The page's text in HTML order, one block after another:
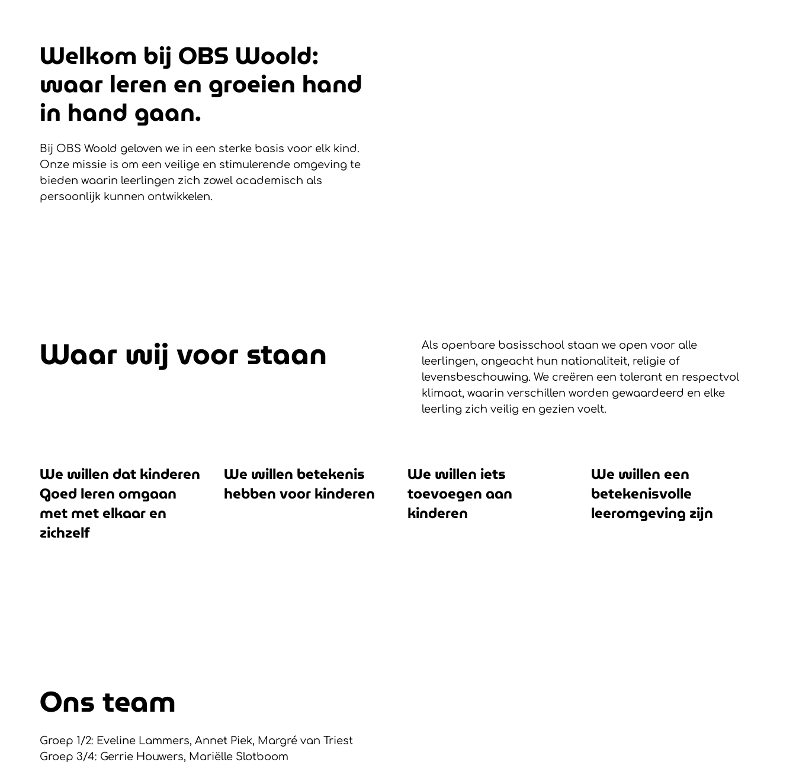
Welkom bij OBS Woold:
waar leren en groeien hand
in hand gaan.
Bij OBS Woold geloven we in een sterke basis voor elk kind.
Onze missie is om een veilige en stimulerende omgeving te
bieden waarin leerlingen zich zowel academisch als
persoonlijk kunnen ontwikkelen.
Waar wij voor staan
Als openbare basisschool staan we open voor alle
leerlingen, ongeacht hun nationaliteit, religie of
levensbeschouwing. We creëren een tolerant en respectvol
klimaat, waarin verschillen worden gewaardeerd en elke
leerling zich veilig en gezien voelt.
We willen dat kinderen
Goed leren omgaan
met met elkaar en
zichzelf
We willen betekenis
hebben voor kinderen
We willen iets
toevoegen aan
kinderen
We willen een
betekenisvolle
leeromgeving zijn
Ons team
Groep 1/2: Eveline Lammers, Annet Piek, Margré van Triest
Groep 3/4: Gerrie Houwers, Mariëlle Slotboom